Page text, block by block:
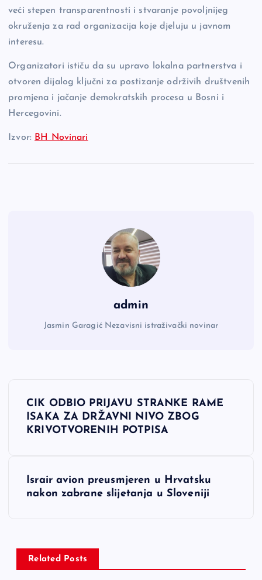
veći stepen transparentnosti i stvaranje povoljnijeg
okruženja za rad organizacija koje djeluju u javnom
interesu.
Organizatori ističu da su upravo lokalna partnerstva i
otvoren dijalog ključni za postizanje održivih društvenih
promjena i jačanje demokratskih procesa u Bosni i
Hercegovini.
Izvor: BH Novinari
admin
Jasmin Garagić Nezavisni istraživački novinar
c
CIK ODBIO PRIJAVU STRANKE RAME
ISAKA ZA DRŽAVNI NIVO ZBOG
KRIVOTVORENIH POTPISA
Israir avion preusmjeren u Hrvatsku
nakon zabrane slijetanja u Sloveniji
Related Posts